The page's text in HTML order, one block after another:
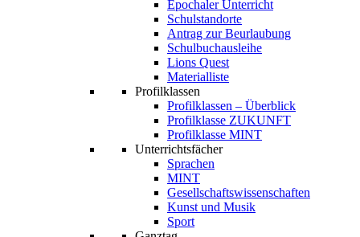
Epochaler Unterricht
Schulstandorte
Antrag zur Beurlaubung
Schulbuchausleihe
Lions Quest
Materialliste
Profilklassen
Profilklassen – Überblick
Profilklasse ZUKUNFT
Profilklasse MINT
Unterrichtsfächer
Sprachen
MINT
Gesellschaftswissenschaften
Kunst und Musik
Sport